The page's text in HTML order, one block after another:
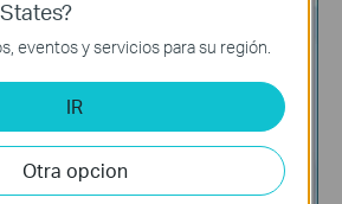
eventos y servicios para su región.
IR
Otra opcion